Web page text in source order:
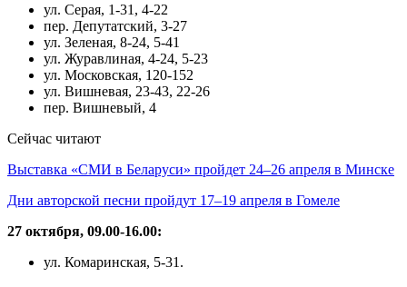
ул. Серая, 1-31, 4-22
пер. Депутатский, 3-27
ул. Зеленая, 8-24, 5-41
ул. Журавлиная, 4-24, 5-23
ул. Московская, 120-152
ул. Вишневая, 23-43, 22-26
пер. Вишневый, 4
Сейчас читают
Выставка «СМИ в Беларуси» пройдет 24–26 апреля в Минске
Дни авторской песни пройдут 17–19 апреля в Гомеле
27 октября, 09.00-16.00:
ул. Комаринская, 5-31.